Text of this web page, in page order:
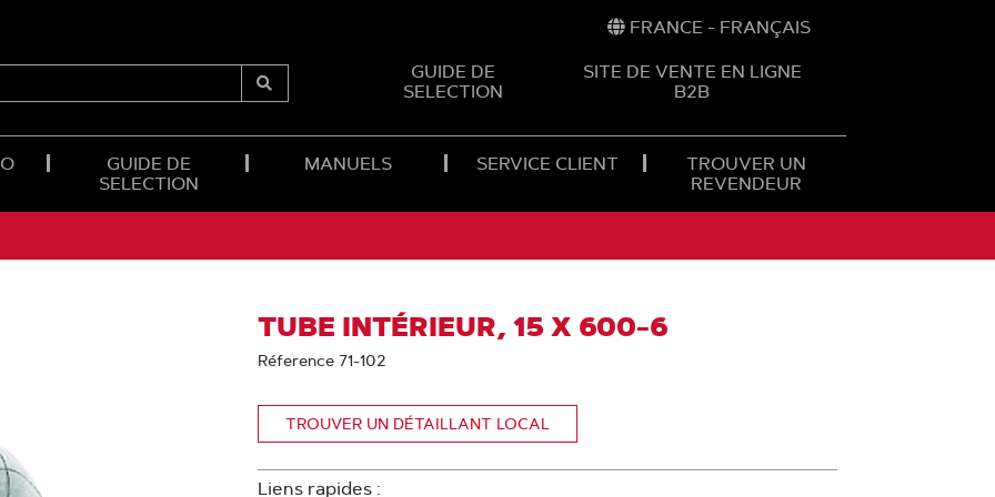
FRANCE - FRANÇAIS
Submit
GUIDE DE
SELECTION
SITE DE VENTE EN LIGNE
B2B
GUIDE DE
SELECTION
MANUELS SERVICE CLIENT
TROUVER UN
REVENDEUR
TUBE INTÉRIEUR, 15 X 600-6
Réference 71-102
TROUVER UN DÉTAILLANT LOCAL
Liens rapides :